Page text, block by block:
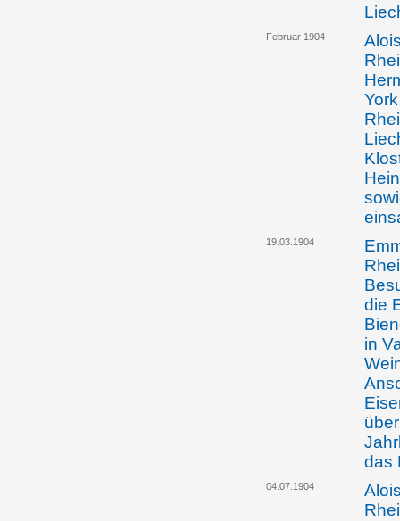
Februar 1904
19.03.1904
die
in
das
04.07.1904